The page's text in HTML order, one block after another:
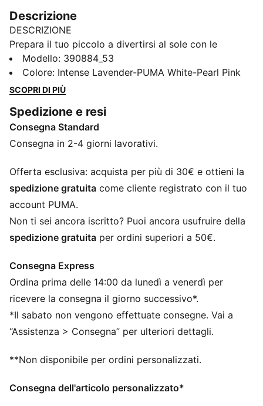
Descrizione
DESCRIZIONE
Prepara il tuo piccolo a divertirsi al sole con le
ciabatte Cool Cat 2.0. Sono realizzati con un morbido
plantare ammortizzato e una cinghia imbottita,
garantendo una vestibilità confortevole per i piedi dei
DETTAGLI
Tomaia in pelle sintetica
Intersuola in IMEVA
Logo PUMA N. 1 sulla fascia
PUMA per bambini: consigliato per bambini dai
quattro agli otto anni
Modello: 390884_53
Colore: Intense Lavender-PUMA White-Pearl Pink
SCOPRI DI PIÙ
Spedizione e resi
Consegna Standard
Consegna in 2-4 giorni lavorativi.
Offerta esclusiva: acquista per più di 30€ e ottieni la
spedizione gratuita come cliente registrato con il tuo
account PUMA.
Non ti sei ancora iscritto? Puoi ancora usufruire della
spedizione gratuita per ordini superiori a 50€.
Consegna Express
Ordina prima delle 14:00 da lunedì a venerdì per
ricevere la consegna il giorno successivo*.
*Il sabato non vengono effettuate consegne. Vai a
“Assistenza > Consegna” per ulteriori dettagli.
**Non disponibile per ordini personalizzati.
Consegna dell'articolo personalizzato*